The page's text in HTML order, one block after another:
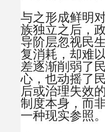
与之形成鲜明
族独立之后，
导阶层忽视民
复消耗，却难
差逐渐削弱了
心，也动摇了
后或治理失效
制度本身，而
一种现实参照。